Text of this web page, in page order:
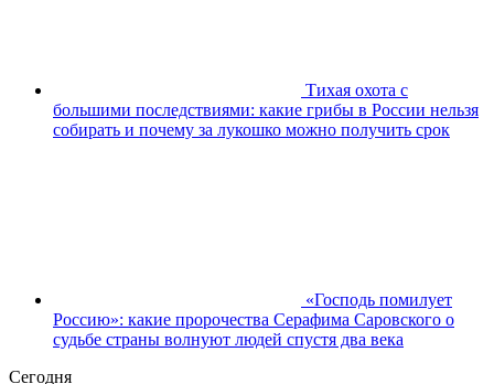
Тихая охота с
большими последствиями: какие грибы в России нельзя
собирать и почему за лукошко можно получить срок
«Господь помилует
Россию»: какие пророчества Серафима Саровского о
судьбе страны волнуют людей спустя два века
Сегодня